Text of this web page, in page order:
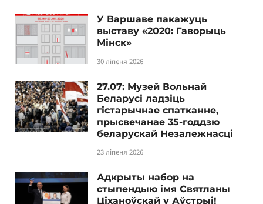
У Варшаве пакажуць
выставу «2020: Гаворыць
Мінск»
30 ліпеня 2026
27.07: Музей Вольнай
Беларусі ладзіць
гістарычнае спатканне,
прысвечанае 35-годдзю
беларускай Незалежнасці
23 ліпеня 2026
Адкрыты набор на
стыпендыю імя Святланы
Ціханоўскай у Аўстрыі!